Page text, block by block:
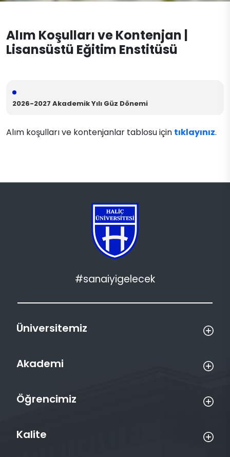
Alım Koşulları ve Kontenjan
Alım Koşulları ve Kontenjan |
Lisansüstü Eğitim Enstitüsü
2026-2027 Akademik Yılı Güz Dönemi
Alım koşulları ve kontenjanlar tablosu için tıklayınız.
#sanaiyigelecek
Üniversitemiz
Akademi
Öğrencimiz
Kalite